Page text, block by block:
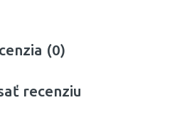
(0)
recenziu